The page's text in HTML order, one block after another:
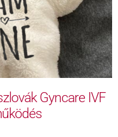
Gyncare IVF